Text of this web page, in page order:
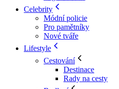
Celebrity
Módní policie
Pro pamětníky
Nové tváře
Lifestyle
Cestování
Destinace
Rady na cesty